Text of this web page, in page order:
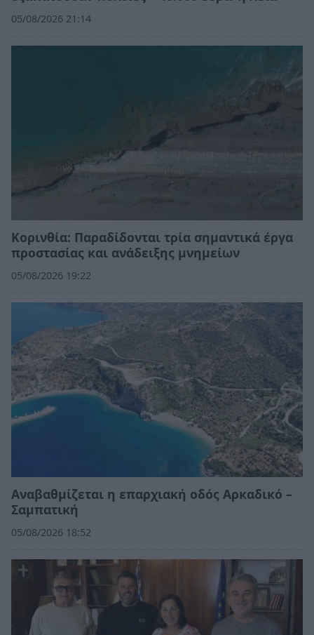
05/08/2026 21:14
Κορινθία: Παραδίδονται τρία σημαντικά έργα
προστασίας και ανάδειξης μνημείων
05/08/2026 19:22
Αναβαθμίζεται η επαρχιακή οδός Αρκαδικό –
Σαμπατική
05/08/2026 18:52